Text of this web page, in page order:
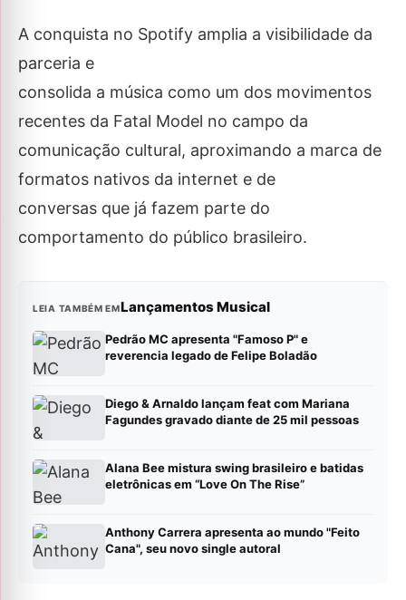
A conquista no Spotify amplia a visibilidade da
parceria e
consolida a música como um dos movimentos
recentes da Fatal Model no campo da
comunicação cultural, aproximando a marca de
formatos nativos da internet e de
conversas que já fazem parte do
comportamento do público brasileiro.
LEIA TAMBÉM EMLançamentos Musical
Pedrão MC apresenta "Famoso P" e
reverencia legado de Felipe Boladão
Diego & Arnaldo lançam feat com Mariana
Fagundes gravado diante de 25 mil pessoas
Alana Bee mistura swing brasileiro e batidas
eletrônicas em “Love On The Rise”
Anthony Carrera apresenta ao mundo "Feito
Cana", seu novo single autoral